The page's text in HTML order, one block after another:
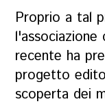
Proprio a tal
recente ha
progetto
scoperta dei